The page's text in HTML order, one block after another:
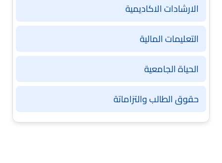
الارشادات الاكاديمية
التعليمات المالية
الحياة الجامعية
حقوق الطالب والتزاماتة